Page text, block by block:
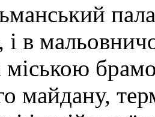
в
міською
майдану,